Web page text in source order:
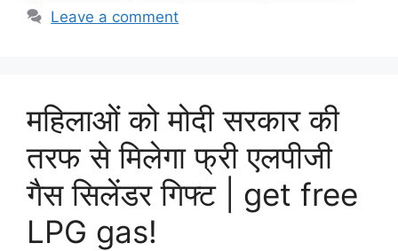
Leave a comment
महिलाओं को मोदी सरकार की
तरफ से मिलेगा फ्री एलपीजी
गैस सिलेंडर गिफ्ट | get free
LPG gas!